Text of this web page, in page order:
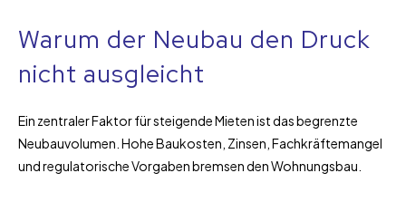
Warum der Neubau den Druck
nicht ausgleicht
Ein zentraler Faktor für steigende Mieten ist das begrenzte
Neubauvolumen. Hohe Baukosten, Zinsen, Fachkräftemangel
und regulatorische Vorgaben bremsen den Wohnungsbau.